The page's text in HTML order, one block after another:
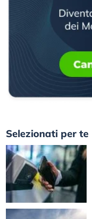
Selezionati per te